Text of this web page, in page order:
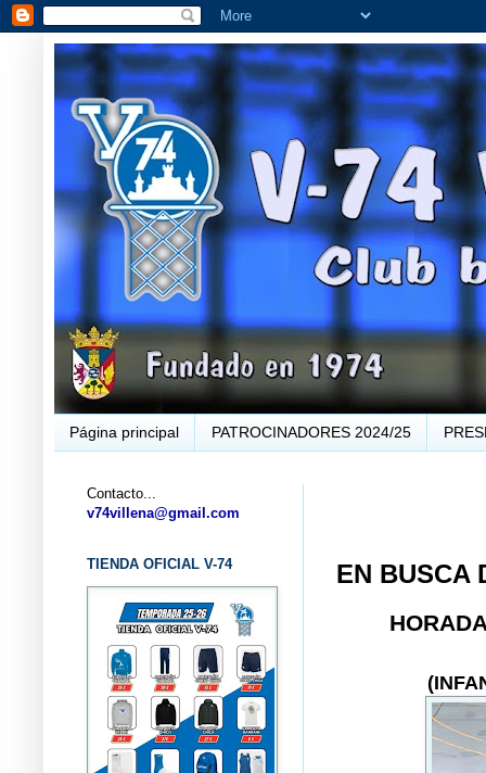
Página principal PATROCINADORES 2024/25
EN BUSCA
Contacto...
v74villena@gmail.com
TIENDA OFICIAL V-74